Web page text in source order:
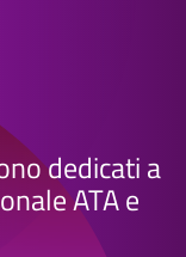
dedicati a
ATA e